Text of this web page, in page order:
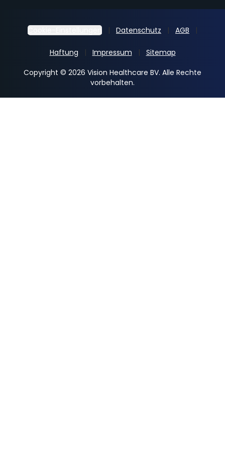
Cookie-Einstellungen Datenschutz AGB
Haftung Impressum
Sitemap
Copyright © 2026 Vision Healthcare BV. Alle Rechte
vorbehalten.